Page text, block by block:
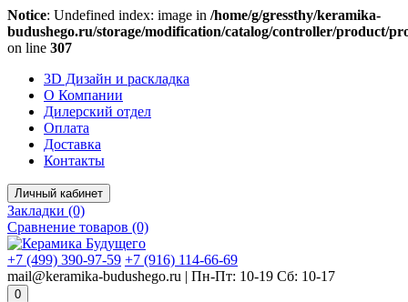
Notice: Undefined index: image in /home/g/gressthy/keramika-
budushego.ru/storage/modification/catalog/controller/product/
on line 307
3D Дизайн и раскладка
О Компании
Дилерский отдел
Оплата
Доставка
Контакты
Личный кабинет
Закладки (0)
Сравнение товаров (0)
+7 (499) 390-97-59 +7 (916) 114-66-69
mail@keramika-budushego.ru | Пн-Пт: 10-19 Сб: 10-17
0